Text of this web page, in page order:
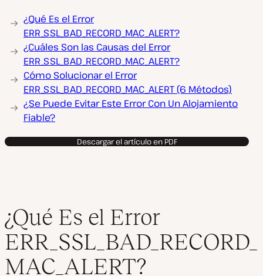
¿Qué Es el Error
ERR_SSL_BAD_RECORD_MAC_ALERT?
¿Cuáles Son las Causas del Error
ERR_SSL_BAD_RECORD_MAC_ALERT?
Cómo Solucionar el Error
ERR_SSL_BAD_RECORD_MAC_ALERT (6 Métodos)
¿Se Puede Evitar Este Error Con Un Alojamiento
Fiable?
Descargar el artículo en PDF
¿Qué Es el Error
ERR_SSL_BAD_RECORD_
MAC_ALERT?